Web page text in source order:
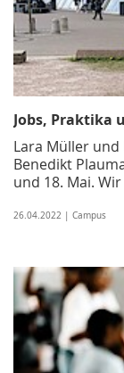
Jobs, Praktika
Lara Müller
Benedikt
und 18. Mai.
26.04.2022 | Campus